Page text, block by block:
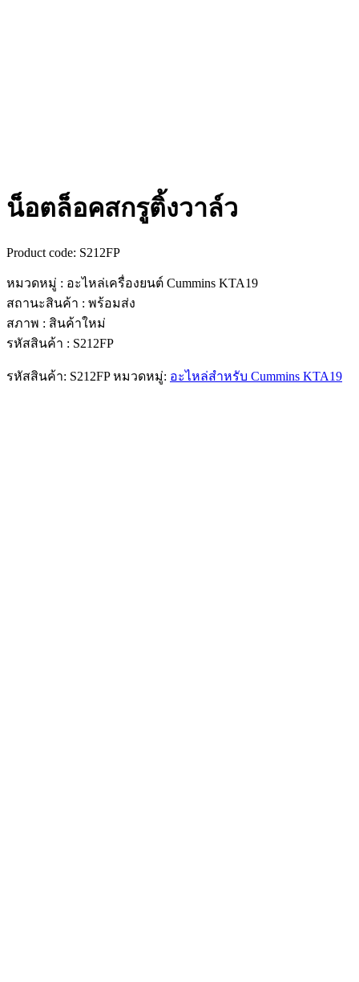
น็อตล็อคสกรูติ้งวาล์ว
Product code: S212FP
หมวดหมู่ : อะไหล่เครื่องยนต์ Cummins KTA19
สถานะสินค้า : พร้อมส่ง
สภาพ : สินค้าใหม่
รหัสสินค้า : S212FP
รหัสสินค้า: S212FP หมวดหมู่: อะไหล่สำหรับ Cummins KTA19